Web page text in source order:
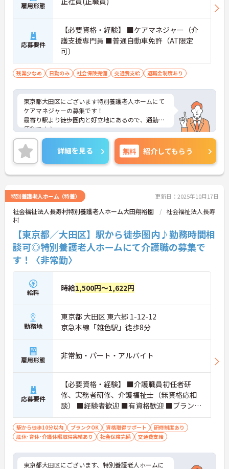
雇用形態
応募要件
【必要資格・経験】 ■ケアマネジャー（介
護支援専門員 ■普通自動車免許（AT限定
可）
残業少なめ 日勤のみ 社会保険完備 交通費支給 退職金制度あり
東京都大田区にございます特別養護老人ホームにて
ケアマネジャーの募集です！
最寄り駅より徒歩圏内と好立地にあるので、通勤に
便利です♪
賞与・昇給あり！頑張りをしっかりと評価している
ので、モチベーションを保ちやすい環境で★
また、日勤帯のみのお仕事ですので、ご家庭をお持
ちの方も働きやすい勤務時間でオススメです◎
詳細を見る 無料 紹介してもらう
特別養護老人ホーム（特養） 更新日：2025年10月17日
社会福祉法人長寿村特別養護老人ホーム大田翔裕園
社会福祉法人長寿
村
【東京都／大田区】駅から徒歩圏内♪勤務時間相
談可◎特別養護老人ホームにて介護職の募集で
す！〈非常勤〉
給料 時給1,500円～1,622円
勤務地
東京都 大田区 東六郷 1-12-12
京急本線「雑色駅」徒歩8分
雇用形態 非常勤・パート・アルバイト
応募要件
【必要資格・経験】 ■介護職員初任者研
修、実務者研修、介護福祉士（無資格応相
談） ■経験者歓迎 ■有資格歓迎 ■ブランク
OK
駅から徒歩10分以内 ブランクOK 資格取得サポート
研修制度あり
産休･育休･介護休暇取得実績あり
社会保険完備 交通費支給
東京都大田区にございます、特別養護老人ホームに